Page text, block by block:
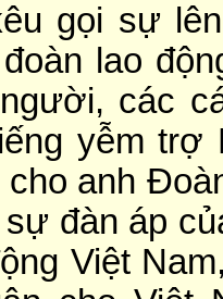
gọi sự
lao
các
yễm
cho anh
đàn áp
Việt